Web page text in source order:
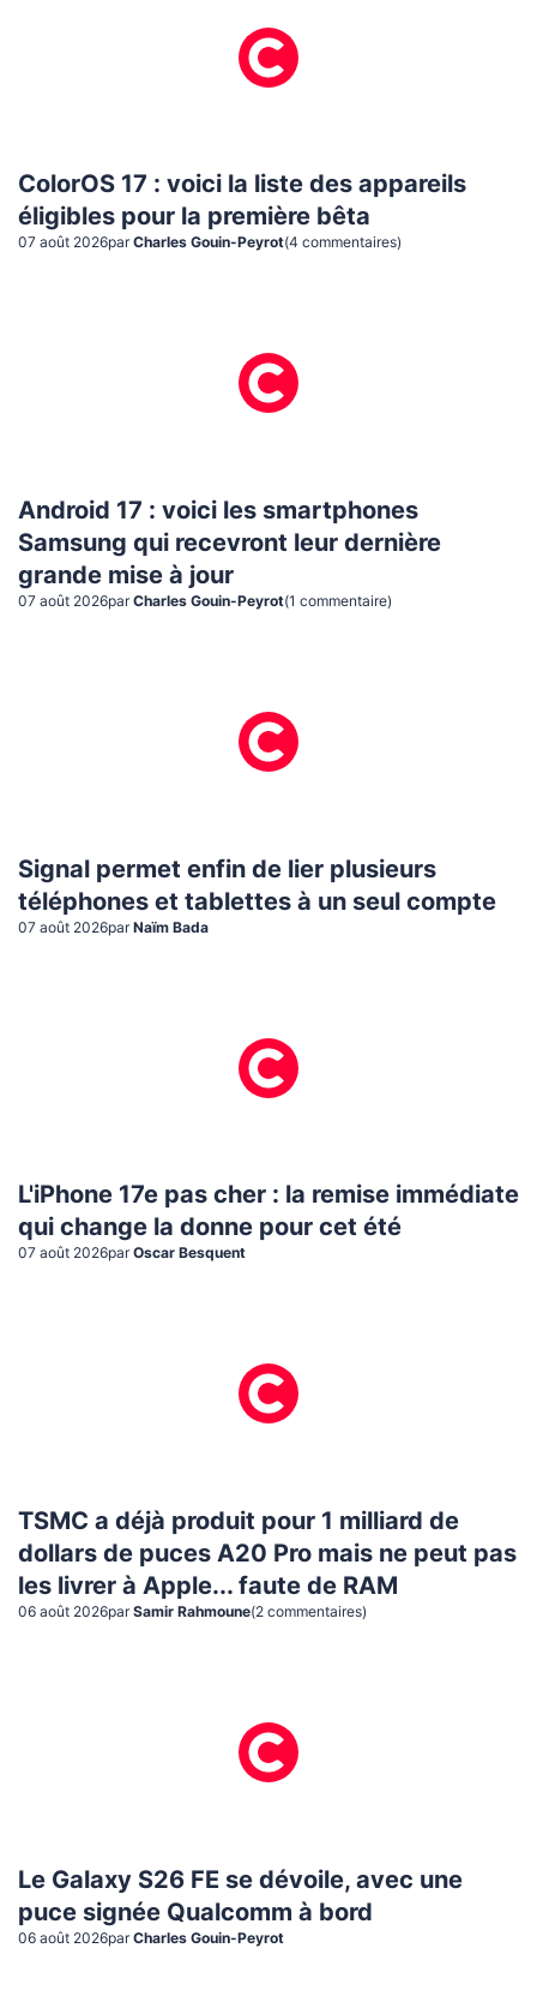
ColorOS 17 : voici la liste des appareils
éligibles pour la première bêta
07 août 2026par Charles Gouin-Peyrot(4 commentaires)
Android 17 : voici les smartphones
Samsung qui recevront leur dernière
grande mise à jour
07 août 2026par Charles Gouin-Peyrot(1 commentaire)
Signal permet enfin de lier plusieurs
téléphones et tablettes à un seul compte
07 août 2026par Naïm Bada
L'iPhone 17e pas cher : la remise immédiate
qui change la donne pour cet été
07 août 2026par Oscar Besquent
TSMC a déjà produit pour 1 milliard de
dollars de puces A20 Pro mais ne peut pas
les livrer à Apple... faute de RAM
06 août 2026par Samir Rahmoune(2 commentaires)
Le Galaxy S26 FE se dévoile, avec une
puce signée Qualcomm à bord
06 août 2026par Charles Gouin-Peyrot